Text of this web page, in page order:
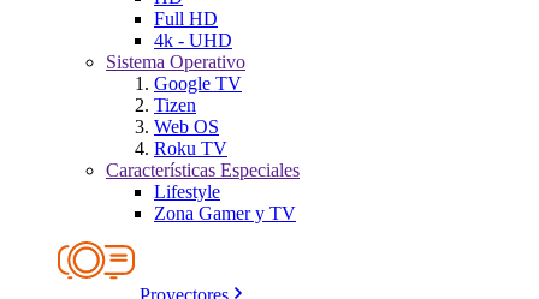
Full HD
4k - UHD
Sistema Operativo
Google TV
Tizen
Web OS
Roku TV
Características Especiales
Lifestyle
Zona Gamer y TV
Proyectores